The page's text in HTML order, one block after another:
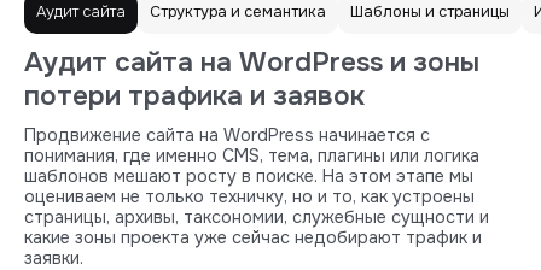
Аудит сайта Структура и семантика Шаблоны и страницы
Аудит сайта на WordPress и зоны
потери трафика и заявок
Продвижение сайта на WordPress начинается с
понимания, где именно CMS, тема, плагины или логика
шаблонов мешают росту в поиске. На этом этапе мы
оцениваем не только техничку, но и то, как устроены
страницы, архивы, таксономии, служебные сущности и
какие зоны проекта уже сейчас недобирают трафик и
заявки.